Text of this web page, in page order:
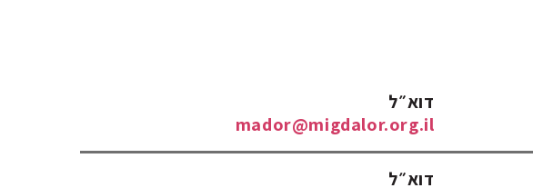
דוא״ל
mador@migdalor.org.il
דוא״ל